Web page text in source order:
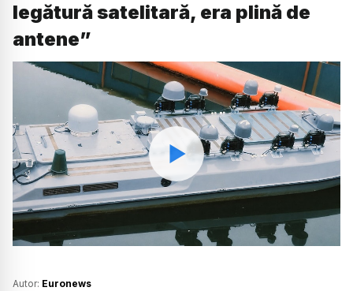
legătură satelitară, era plină de
antene”
Watch
Autor: Euronews